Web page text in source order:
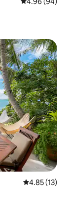
レビュー13
4.85 (13)